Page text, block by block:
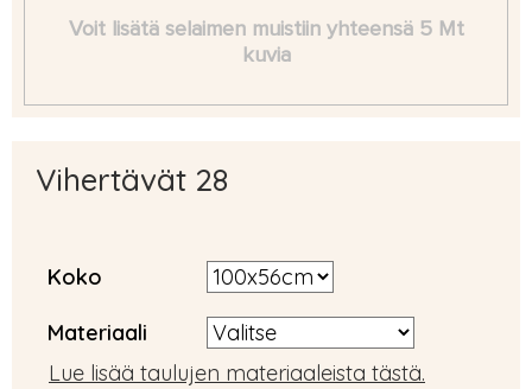
Voit lisätä selaimen muistiin yhteensä 5 Mt
kuvia
Vihertävät 28
Koko
Materiaali
Lue lisää taulujen materiaaleista tästä.